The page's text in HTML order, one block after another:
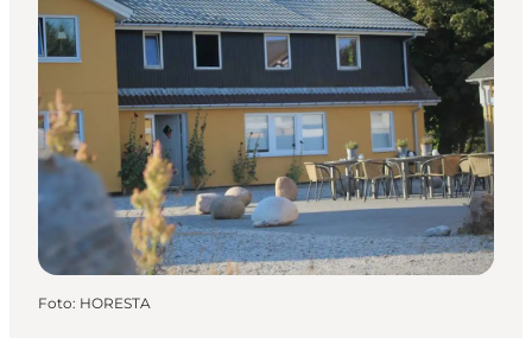
Foto: HORESTA